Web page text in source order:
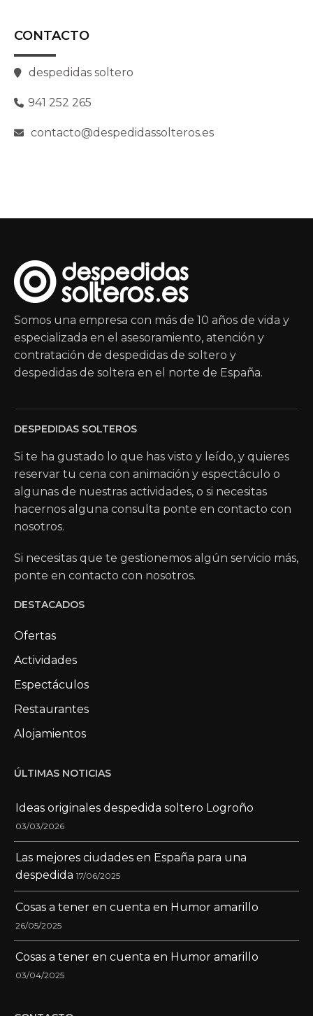
CONTACTO
despedidas soltero
941 252 265
contacto@despedidassolteros.es
Somos una empresa con más de 10 años de vida y
especializada en el asesoramiento, atención y
contratación de despedidas de soltero y
despedidas de soltera en el norte de España.
DESPEDIDAS SOLTEROS
Si te ha gustado lo que has visto y leído, y quieres
reservar tu cena con animación y espectáculo o
algunas de nuestras actividades, o si necesitas
hacernos alguna consulta ponte en contacto con
nosotros.
Si necesitas que te gestionemos algún servicio más,
ponte en contacto con nosotros.
DESTACADOS
Ofertas
Actividades
Espectáculos
Restaurantes
Alojamientos
ÚLTIMAS NOTICIAS
Ideas originales despedida soltero Logroño
03/03/2026
Las mejores ciudades en España para una
despedida 17/06/2025
Cosas a tener en cuenta en Humor amarillo
26/05/2025
Cosas a tener en cuenta en Humor amarillo
03/04/2025